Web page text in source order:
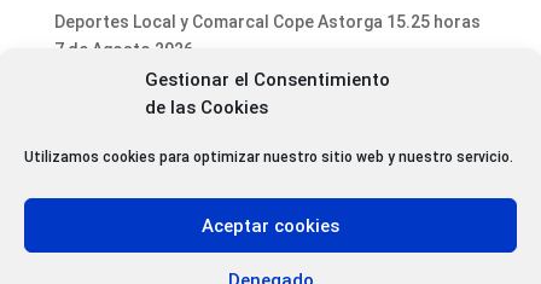
Gestionar el Consentimiento
de las Cookies
Utilizamos cookies para optimizar nuestro sitio web y nuestro servicio.
Aceptar cookies
Deportes Local y Comarcal Cope Astorga 15.25 horas
7 de Agosto 2026
Informativo Mediodía Cope Astorga 14.20 horas 7 de
Agosto 2026
San Justo de la Vega acoge este fin de semana un
Programa Local Cope Astorga 7 de Agosto 2026
Abiertas las inscripciones para el XXVII Torneo de